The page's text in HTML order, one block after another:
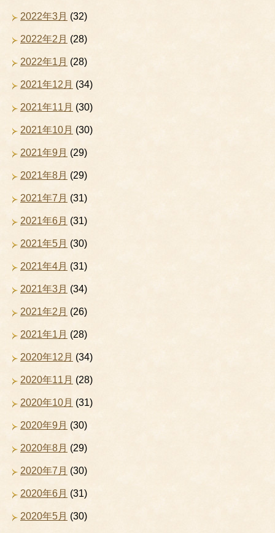
2022年3月 (32)
2022年2月 (28)
2022年1月 (28)
2021年12月 (34)
2021年11月 (30)
2021年10月 (30)
2021年9月 (29)
2021年8月 (29)
2021年7月 (31)
2021年6月 (31)
2021年5月 (30)
2021年4月 (31)
2021年3月 (34)
2021年2月 (26)
2021年1月 (28)
2020年12月 (34)
2020年11月 (28)
2020年10月 (31)
2020年9月 (30)
2020年8月 (29)
2020年7月 (30)
2020年6月 (31)
2020年5月 (30)